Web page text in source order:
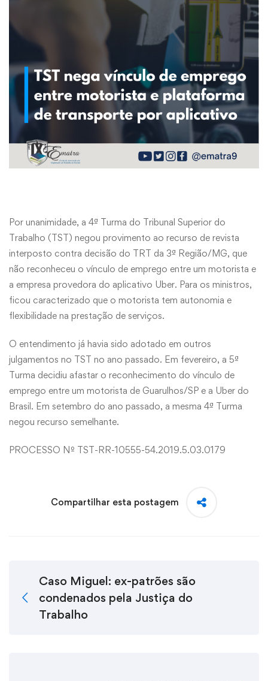
Por unanimidade, a 4ª Turma do Tribunal Superior do
Trabalho (TST) negou provimento ao recurso de revista
interposto contra decisão do TRT da 3ª Região/MG, que
não reconheceu o vínculo de emprego entre um motorista e
a empresa provedora do aplicativo Uber. Para os ministros,
ficou caracterizado que o motorista tem autonomia e
flexibilidade na prestação de serviços.
O entendimento já havia sido adotado em outros
julgamentos no TST no ano passado. Em fevereiro, a 5ª
Turma decidiu afastar o reconhecimento do vínculo de
emprego entre um motorista de Guarulhos/SP e a Uber do
Brasil. Em setembro do ano passado, a mesma 4ª Turma
negou recurso semelhante.
PROCESSO Nº TST-RR-10555-54.2019.5.03.0179
Compartilhar esta postagem
Caso Miguel: ex-patrões são
condenados pela Justiça do
Trabalho